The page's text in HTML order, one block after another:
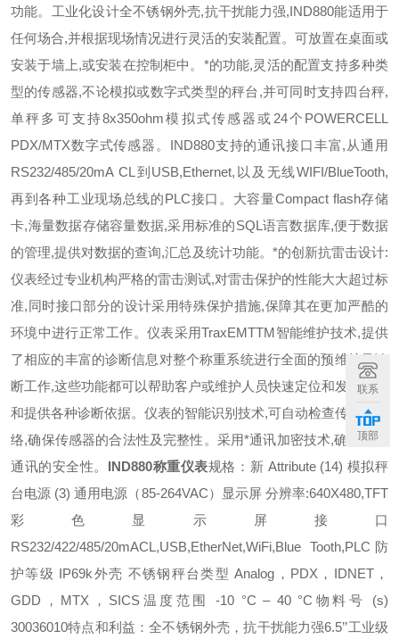
功能。工业化设计全不锈钢外壳,抗干扰能力强,IND880能适用于
任何场合,并根据现场情况进行灵活的安装配置。可放置在桌面或
安装于墙上,或安装在控制柜中。 *的功能,灵活的配置支持多种类
型的传感器,不论模拟或数字式类型的秤台,并可同时支持四台秤,
单秤多可支持8x350ohm模拟式传感器或24个POWERCELL
PDX/MTX数字式传感器。IND880支持的通讯接口丰富,从通用
RS232/485/20mA CL到USB,Ethernet,以及无线WIFI/BlueTooth,
再到各种工业现场总线的PLC接口。大容量Compact flash存储
卡,海量数据存储容量数据,采用标准的SQL语言数据库,便于数据
的管理,提供对数据的查询,汇总及统计功能。 *的创新抗雷击设计:
仪表经过专业机构严格的雷击测试,对雷击保护的性能大大超过标
准,同时接口部分的设计采用特殊保护措施,保障其在更加严酷的
环境中进行正常工作。仪表采用TraxEMTTM智能维护技术,提供
了相应的丰富的诊断信息对整个称重系统进行全面的预维护及诊
断工作,这些功能都可以帮助客户或维护人员快速定位和发现问题
和提供各种诊断依据。仪表的智能识别技术,可自动检查传感器网
络,确保传感器的合法性及完整性。采用*通讯加密技术,确保数据
通讯的安全性。 IND880称重仪表规格： 新 Attribute (14) 模拟秤
台电源 (3) 通用电源（85-264VAC）
显示屏 分辨率:640X480,TFT
彩色显示屏 接口
RS232/422/485/20mACL,USB,EtherNet,WiFi,Blue Tooth,PLC 防
护等级 IP69k外壳 不锈钢秤台类型 Analog，PDX，IDNET，
GDD，MTX，SICS 温度范围 -10 °C – 40 °C 物料号 (s)
30036010特点和利益：全不锈钢外壳，抗干扰能力强6.5’’工业级
联系
顶部